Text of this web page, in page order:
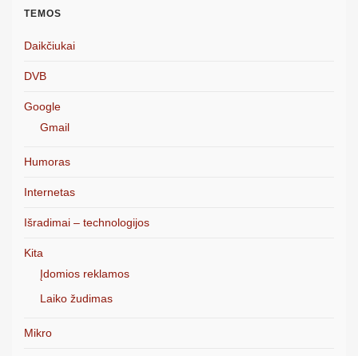
TEMOS
Daikčiukai
DVB
Google
Gmail
Humoras
Internetas
Išradimai – technologijos
Kita
Įdomios reklamos
Laiko žudimas
Mikro